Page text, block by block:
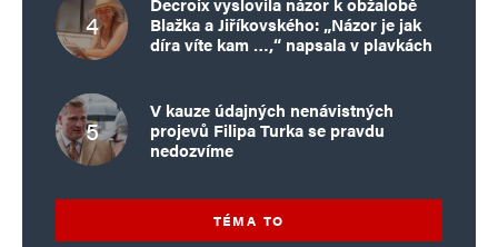
Blažka a Jiříkovského: „Názor je jak
díra víte kam …,“ napsala v plavkách
V kauze údajných nenávistných
projevů Filipa Turka se pravdu
nedozvíme
TÉMA TO